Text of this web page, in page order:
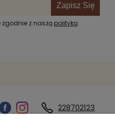
Zapisz Się
z naszą polityką
228702123